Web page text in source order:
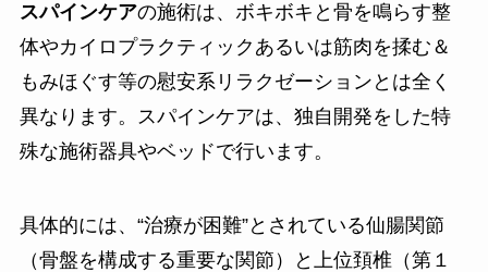
スパインケアの施術は、ボキボキと骨を鳴らす整
体やカイロプラクティックあるいは筋肉を揉む＆
もみほぐす等の慰安系リラクゼーションとは全く
異なります。スパインケアは、独自開発をした特
殊な施術器具やベッドで行います。
具体的には、“治療が困難”とされている仙腸関節
（骨盤を構成する重要な関節）と上位頚椎（第１